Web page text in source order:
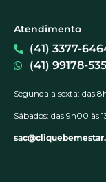
Atendimento
(41) 3377-
(41) 99178-
Segunda a sexta: das
Sábados: das 9h00 às